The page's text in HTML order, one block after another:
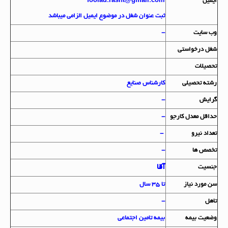
ثبت عنوان شغل در موضوع ایمیل الزامی میباشد
وب سايت
شغل درخواستي
تحصيلات
رشته تحصيلي کارشناس صنایع
گرايش
حداقل معدل کارجو -
تعداد نيرو
تخصص ها
جنسيت
سن مورد نياز
تاهل
وضعيت بيمه بیمه تامین اجتماعی